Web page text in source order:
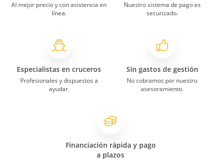
Al mejor precio y con asistencia en
línea.
Nuestro sistema de pago es
securizado.
Especialistas en cruceros
Profesionales y dispuestos a
ayudar.
Sin gastos de gestión
No cobramos por nuestro
asesoramiento.
Financiación rápida y pago
a plazos